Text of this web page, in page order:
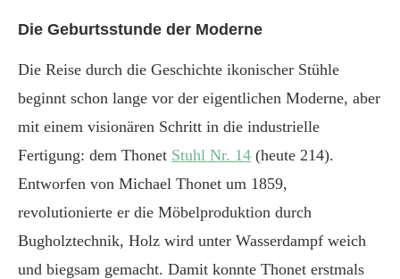
Die Geburtsstunde der Moderne
Die Reise durch die Geschichte ikonischer Stühle
beginnt schon lange vor der eigentlichen Moderne, aber
mit einem visionären Schritt in die industrielle
Fertigung: dem Thonet Stuhl Nr. 14 (heute 214).
Entworfen von Michael Thonet um 1859,
revolutionierte er die Möbelproduktion durch
Bugholztechnik, Holz wird unter Wasserdampf weich
und biegsam gemacht. Damit konnte Thonet erstmals